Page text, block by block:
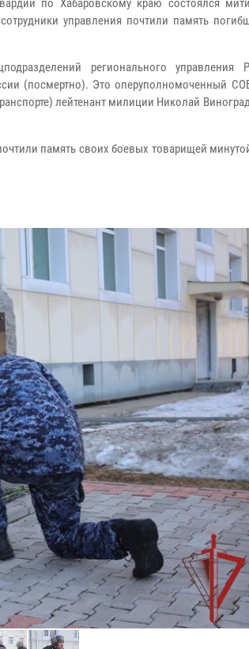
по Хабаровскому краю состоялся
управления почтили память
регионального управления
(посмертно). Это оперуполномоченный
лейтенант милиции Николай
память своих боевых товарищей